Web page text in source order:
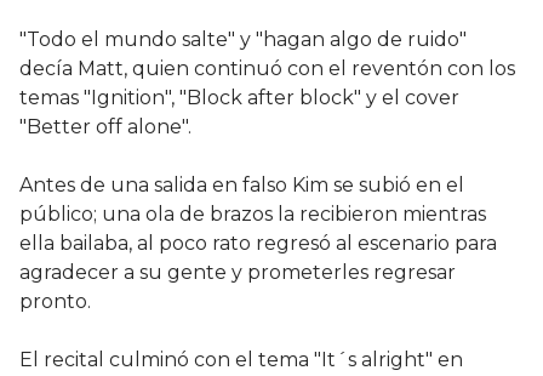
"Todo el mundo salte" y "hagan algo de ruido"
decía Matt, quien continuó con el reventón con los
temas "Ignition", "Block after block" y el cover
"Better off alone".
Antes de una salida en falso Kim se subió en el
público; una ola de brazos la recibieron mientras
ella bailaba, al poco rato regresó al escenario para
agradecer a su gente y prometerles regresar
pronto.
El recital culminó con el tema "It´s alright" en